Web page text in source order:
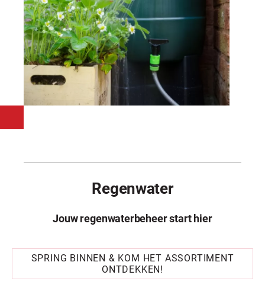
Regenwater
Jouw regenwaterbeheer start hier
SPRING BINNEN & KOM HET ASSORTIMENT
ONTDEKKEN!